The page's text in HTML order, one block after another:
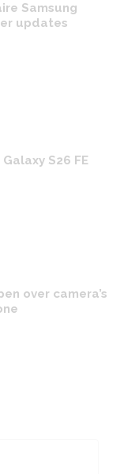
Samsung
updates
S26 FE
over camera’s